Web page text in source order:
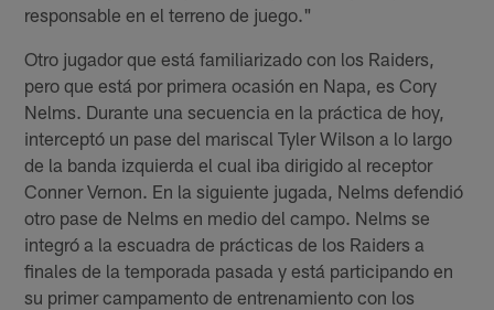
responsable en el terreno de juego."
Otro jugador que está familiarizado con los Raiders,
pero que está por primera ocasión en Napa, es Cory
Nelms. Durante una secuencia en la práctica de hoy,
interceptó un pase del mariscal Tyler Wilson a lo largo
de la banda izquierda el cual iba dirigido al receptor
Conner Vernon. En la siguiente jugada, Nelms defendió
otro pase de Nelms en medio del campo. Nelms se
integró a la escuadra de prácticas de los Raiders a
finales de la temporada pasada y está participando en
su primer campamento de entrenamiento con los